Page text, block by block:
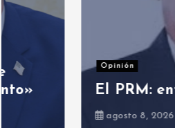
El PRM: entre
agosto 8, 2026